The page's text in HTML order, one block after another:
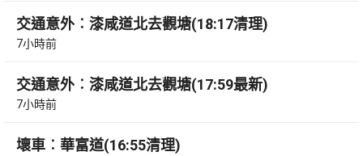
交通意外︰漆咸道北去觀塘(18:17清理)
7小時前
交通意外︰漆咸道北去觀塘(17:59最新)
7小時前
壞車︰華富道(16:55清理)